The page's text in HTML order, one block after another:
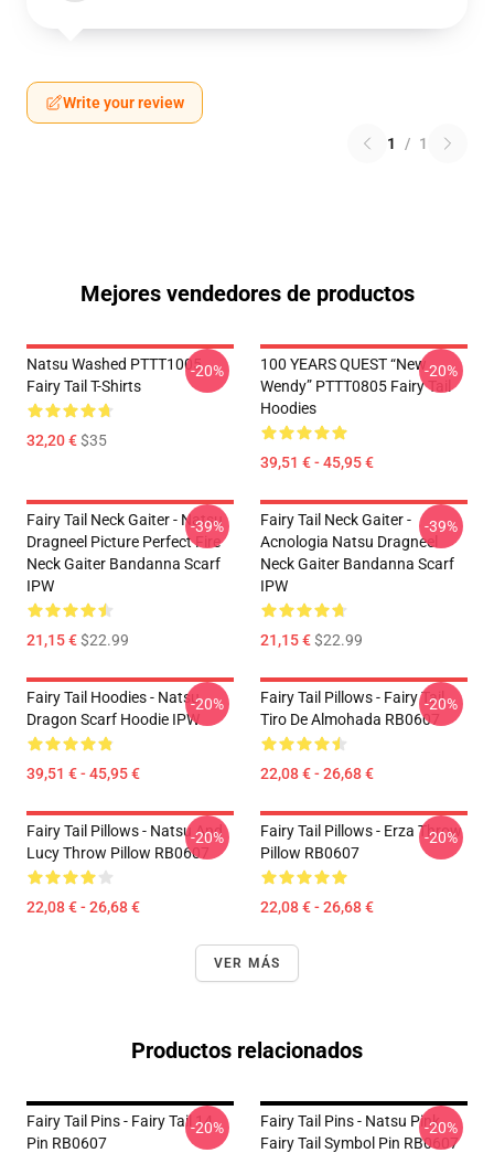
Write your review
1 / 1
Mejores vendedores de productos
Natsu Washed PTTT1005
Fairy Tail T-Shirts
32,20 €$35
-20%
100 YEARS QUEST “New
Wendy” PTTT0805 Fairy Tail
Hoodies
39,51 € - 45,95 €
-20%
Fairy Tail Neck Gaiter - Natsu
Dragneel Picture Perfect Fire
Neck Gaiter Bandanna Scarf
IPW
21,15 €$22.99
-39%
Fairy Tail Neck Gaiter -
Acnologia Natsu Dragneel
Neck Gaiter Bandanna Scarf
IPW
21,15 €$22.99
-39%
Fairy Tail Hoodies - Natsu
Dragon Scarf Hoodie IPW
39,51 € - 45,95 €
-20%
Fairy Tail Pillows - Fairy Tail
Tiro De Almohada RB0607
22,08 € - 26,68 €
-20%
Fairy Tail Pillows - Natsu And
Lucy Throw Pillow RB0607
22,08 € - 26,68 €
-20%
Fairy Tail Pillows - Erza Throw
Pillow RB0607
22,08 € - 26,68 €
-20%
VER MÁS
Productos relacionados
Fairy Tail Pins - Fairy Tail 14
Pin RB0607
-20%
Fairy Tail Pins - Natsu Pink
Fairy Tail Symbol Pin RB0607
-20%